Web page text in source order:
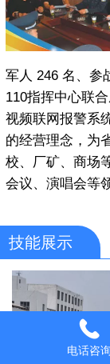
军人 246 名、参
110指挥中心联
视频联网报警系
的经营理念，为
校、厂矿、商场
会议、演唱会等
技能展示
电话咨询